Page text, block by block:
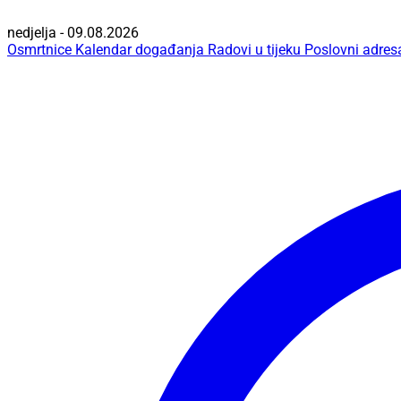
nedjelja - 09.08.2026
Osmrtnice Kalendar događanja Radovi u tijeku Poslovni